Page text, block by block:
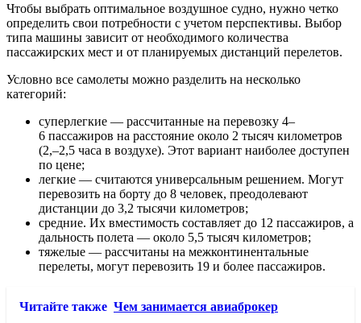
Чтобы выбрать оптимальное воздушное судно, нужно четко
определить свои потребности с учетом перспективы. Выбор
типа машины зависит от необходимого количества
пассажирских мест и от планируемых дистанций перелетов.
Условно все самолеты можно разделить на несколько
категорий:
суперлегкие — рассчитанные на перевозку 4–
6 пассажиров на расстояние около 2 тысяч километров
(2,–2,5 часа в воздухе). Этот вариант наиболее доступен
по цене;
легкие — считаются универсальным решением. Могут
перевозить на борту до 8 человек, преодолевают
дистанции до 3,2 тысячи километров;
средние. Их вместимость составляет до 12 пассажиров, а
дальность полета — около 5,5 тысяч километров;
тяжелые — рассчитаны на межконтинентальные
перелеты, могут перевозить 19 и более пассажиров.
Читайте также Чем занимается авиаброкер